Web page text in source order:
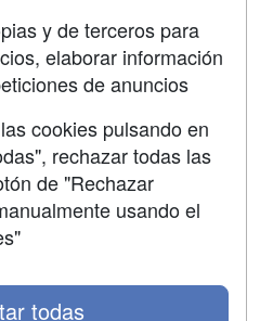
y de terceros para
elaborar información
de anuncios
cookies pulsando en
rechazar todas las
de "Rechazar
usando el
todas